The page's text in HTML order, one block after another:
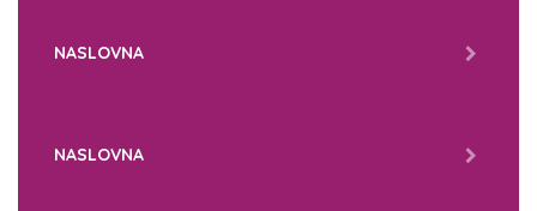
NASLOVNA
NASLOVNA